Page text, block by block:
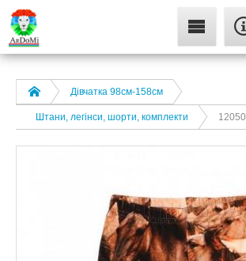
Дівчатка 98cм-158см
Штани, легінси, шорти, комплекти 12050